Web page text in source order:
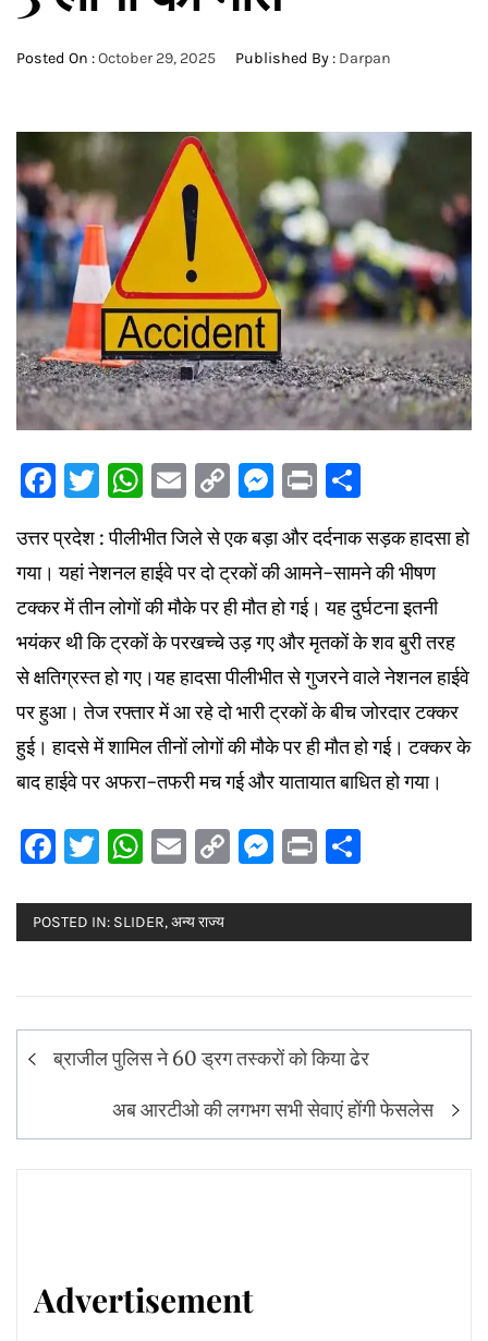
Posted On :October 29, 2025 Published By : Darpan
Facebook
Twitter
WhatsApp
Email
Copy
Link
Messenger
Print
उत्तर प्रदेश : पीलीभीत जिले से एक बड़ा और दर्दनाक सड़क हादसा हो
गया। यहां नेशनल हाईवे पर दो ट्रकों की आमने-सामने की भीषण
टक्कर में तीन लोगों की मौके पर ही मौत हो गई। यह दुर्घटना इतनी
भयंकर थी कि ट्रकों के परखच्चे उड़ गए और मृतकों के शव बुरी तरह
से क्षतिग्रस्त हो गए।यह हादसा पीलीभीत से गुजरने वाले नेशनल हाईवे
पर हुआ। तेज रफ्तार में आ रहे दो भारी ट्रकों के बीच जोरदार टक्कर
हुई। हादसे में शामिल तीनों लोगों की मौके पर ही मौत हो गई। टक्कर के
बाद हाईवे पर अफरा-तफरी मच गई और यातायात बाधित हो गया।
Facebook
Twitter
WhatsApp
Email
CopyMessenger
Print
POSTED IN: SLIDER,अन्य राज्य
Post
navigation
ब्राजील पुलिस ने 60 ड्रग तस्करों को किया ढेर
अब आरटीओ की लगभग सभी सेवाएं होंगी फेसलेस
Advertisement